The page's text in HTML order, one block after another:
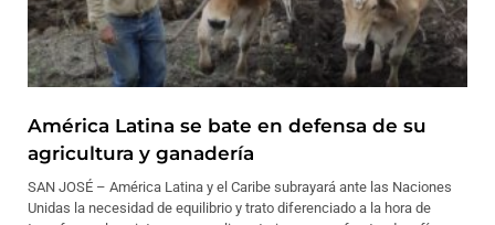
América Latina se bate en defensa de su
agricultura y ganadería
SAN JOSÉ – América Latina y el Caribe subrayará ante las Naciones
Unidas la necesidad de equilibrio y trato diferenciado a la hora de